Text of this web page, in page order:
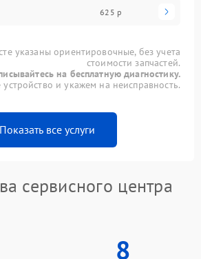
625 р
указаны ориентировочные, без учета
стоимости запчастей.
на бесплатную диагностику.
и укажем на неисправность.
Показать все услуги
сервисного центра
8